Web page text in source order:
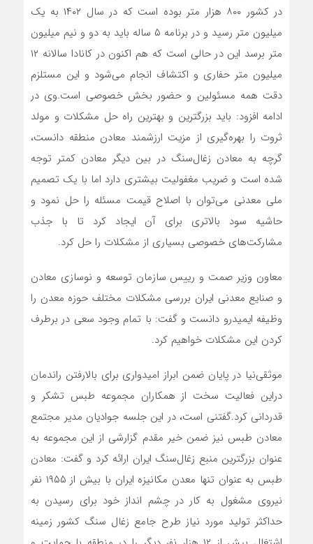
در کشور ۸۰۰ هزار متر بوده است که در سال ۱۴۰۲ به یک
میلیون متر رسید و در برنامه ۵ ساله باید به دو و نیم میلیون
متر برسد این در حالی است که هم اکنون در کانادا سالانه ۱۲
میلیون متر حفاری و اکتشاف انجام می‌شود و این مستلزم
دقت همه مسئولین و حضور بخش خصوصی است.وی در
ادامه افزود: باید بزرگترین و بهترین راه حل مشکلات و مولد
ثروت را بهره‌گیری از مزیت ارزشمند معادن منطقه دانست،
گرچه به معادن زغال‌سنگ در بین دیگر معادن کمتر توجه
شده است و ضریب مغفولیت بیشتری دارد اما با یک تصمیم
ملی معدنی می‌توان با اصلاح قیمت مسئله را حل نمود و
حاشیه سود بالاتری برای آن ایجاد کرد تا با جذب
مشارکت‌های خصوصی بسیاری از مشکلات را حل کرد.
معاون وزیر صمت و رییس سازمان توسعه و نوسازی معادن
و صنایع معدنی ایران بررسی مشکلات مختلف حوزه معدن را
وظیفه ایمیدرو دانست و گفت: با تمام وجود سعی در برطرف
کردن این مشکلات خواهیم کرد.
موثقی‌نیا در پایان ضمن ابراز امیدواری برای بالارفتن راندمان
دراین فعالیت سخت از همکاران مجموعه طبس تشکر و
قدردانی کرد.گفتنی است، در این جلسه جوادیان مدیر مجتمع
معادن طبس نیز ضمن خیر مقدم گزارشی از این مجموعه به
عنوان بزرگترین منبع زغال‌سنگ ایران ارائه کرد و گفت: معادن
طبس به عنوان تنها معدن مکانیزه ایران با بیش از ۱۹۵۵ نفر
نیروی مشغول به کار در چشم انداز خود برای رسیدن به
حداکثر تولید مورد نیاز طرح جامع زغال سنگ کشور زمینه